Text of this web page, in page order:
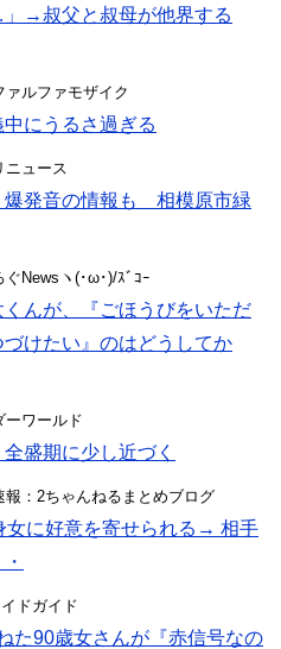
→叔父と叔母が他界する
ァルファモザイク
中にうるさ過ぎる
ニュース
発音の情報も 相模原市緑
ぐNewsヽ(･ω･)/ｽﾞｺｰ
んが、『ごほうびをいただ
けたい』のはどうしてか
ーワールド
盛期に少し近づく
報：2ちゃんねるまとめブログ
女に好意を寄せられる→ 相手
ドガイド
た90歳女さんが『赤信号なの